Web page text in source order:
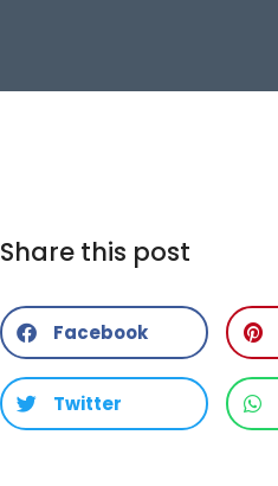
Share this post
Facebook
Twitter